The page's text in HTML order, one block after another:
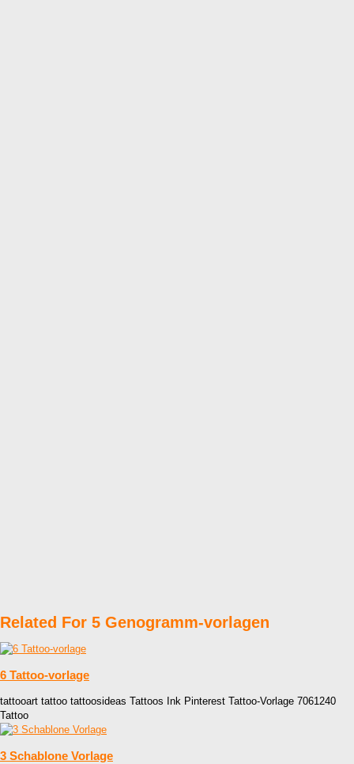
Related For 5 Genogramm-vorlagen
6 Tattoo-vorlage
tattooart tattoo tattoosideas Tattoos Ink Pinterest Tattoo-Vorlage 7061240
Tattoo
3 Schablone Vorlage